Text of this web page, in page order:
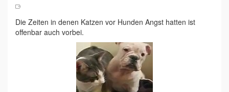
Die Zeiten in denen Katzen vor Hunden Angst hatten ist
offenbar auch vorbei.